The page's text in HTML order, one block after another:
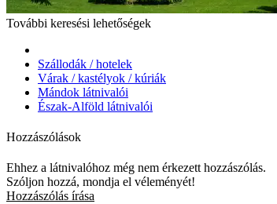
További keresési lehetőségek
Szállodák / hotelek
Várak / kastélyok / kúriák
Mándok látnivalói
Észak-Alföld látnivalói
Hozzászólások
Ehhez a látnivalóhoz még nem érkezett hozzászólás.
Szóljon hozzá, mondja el véleményét!
Hozzászólás írása